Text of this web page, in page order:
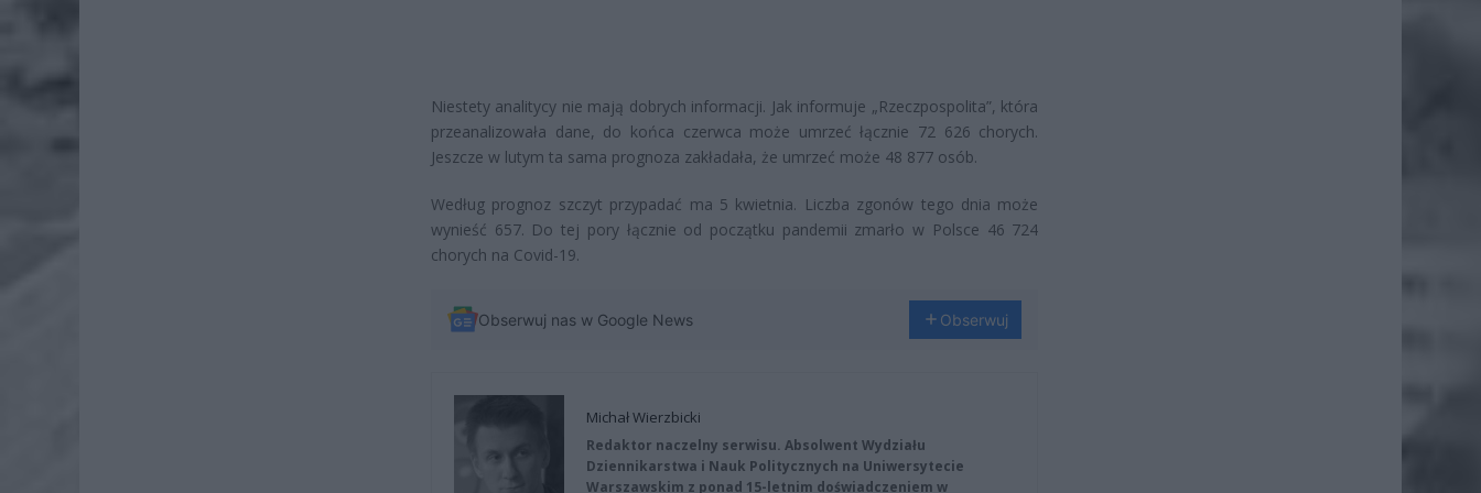
Niestety analitycy nie mają dobrych informacji. Jak informuje „Rzeczpospolita”, która
przeanalizowała dane, do końca czerwca może umrzeć łącznie 72 626 chorych.
Jeszcze w lutym ta sama prognoza zakładała, że umrzeć może 48 877 osób.
Według prognoz szczyt przypadać ma 5 kwietnia. Liczba zgonów tego dnia może
wynieść 657. Do tej pory łącznie od początku pandemii zmarło w Polsce 46 724
chorych na Covid-19.
Obserwuj nas w Google News Obserwuj
Michał Wierzbicki
Redaktor naczelny serwisu. Absolwent Wydziału
Dziennikarstwa i Nauk Politycznych na Uniwersytecie
Warszawskim z ponad 15-letnim doświadczeniem w